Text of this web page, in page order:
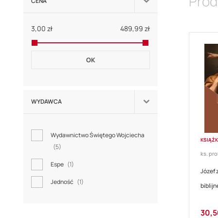
ks.
Józef
Cena
3,00 zł 489,99 zł
OK
WYDAWCA
Wydawnictwo Świętego Wojciecha
5
Espe 1
Jedność 1